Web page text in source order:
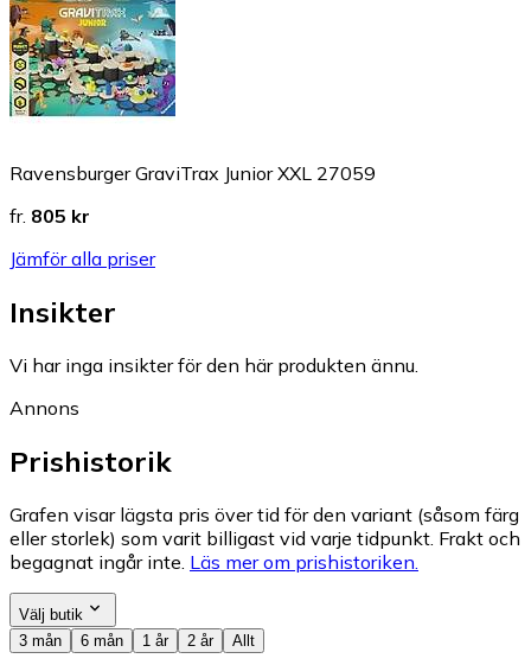
Ravensburger GraviTrax Junior XXL 27059
fr. 805 kr
Jämför alla priser
Insikter
Vi har inga insikter för den här produkten ännu.
Annons
Prishistorik
Grafen visar lägsta pris över tid för den variant (såsom färg
eller storlek) som varit billigast vid varje tidpunkt. Frakt och
begagnat ingår inte. Läs mer om prishistoriken.
Välj butik
3 mån
6 mån 1 år 2 år Allt